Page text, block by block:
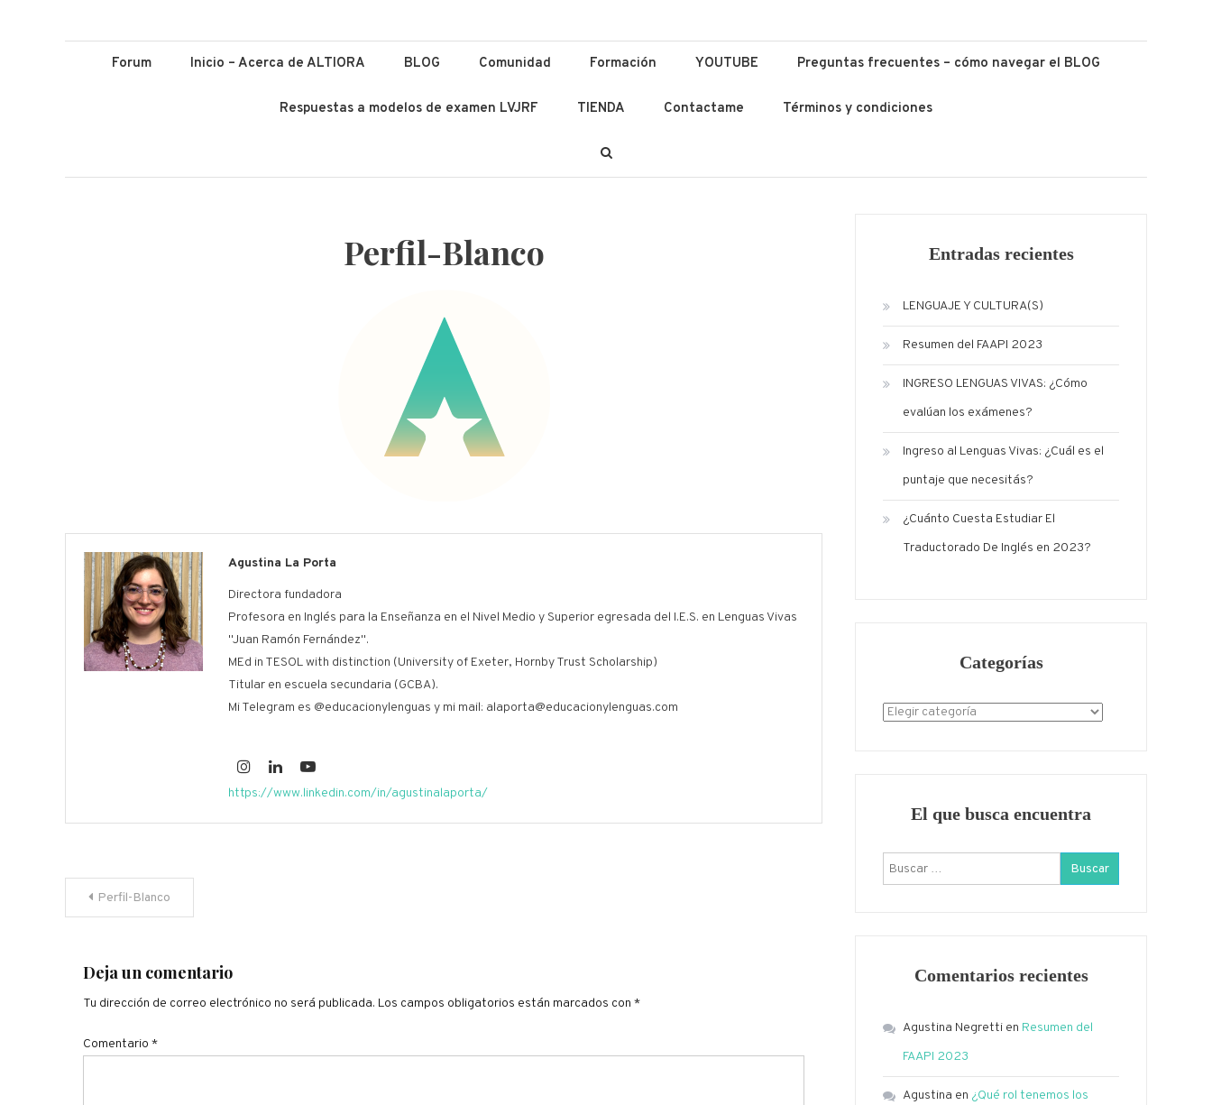
ALTIORA – Educación y Lenguas
Forum Inicio – Acerca de ALTIORA BLOG Comunidad Formación YOUTUBE Preguntas frecuentes – cómo navegar el BLOG
Respuestas a modelos de examen LVJRF TIENDA Contactame Términos y condiciones
Perfil-Blanco
Agustina La Porta
Directora fundadora
Profesora en Inglés para la Enseñanza en el Nivel Medio y Superior egresada del I.E.S. en Lenguas Vivas
"Juan Ramón Fernández".
MEd in TESOL with distinction (University of Exeter, Hornby Trust Scholarship)
Titular en escuela secundaria (GCBA).
Mi Telegram es @educacionylenguas y mi mail: alaporta@educacionylenguas.com
https://www.linkedin.com/in/agustinalaporta/
Navegación
de
entradas
Perfil-Blanco
Deja un comentario
Tu dirección de correo electrónico no será publicada. Los campos obligatorios están marcados con *
Comentario *
Entradas recientes
LENGUAJE Y CULTURA(S)
Resumen del FAAPI 2023
INGRESO LENGUAS VIVAS: ¿Cómo
evalúan los exámenes?
Ingreso al Lenguas Vivas: ¿Cuál es el
puntaje que necesitás?
¿Cuánto Cuesta Estudiar El
Traductorado De Inglés en 2023?
Categorías
Categorías
El que busca encuentra
Buscar:
Comentarios recientes
Agustina Negretti en Resumen del
FAAPI 2023
Agustina en ¿Qué rol tenemos los